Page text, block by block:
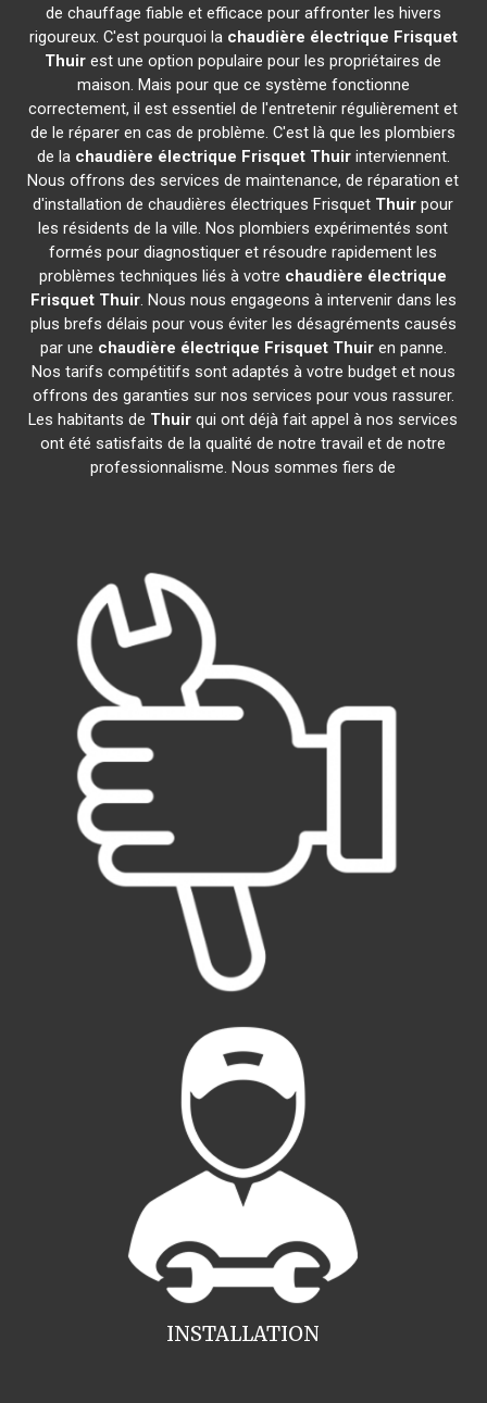
de chauffage fiable et efficace pour affronter les hivers
rigoureux. C'est pourquoi la chaudière électrique Frisquet
Thuir est une option populaire pour les propriétaires de
maison. Mais pour que ce système fonctionne
correctement, il est essentiel de l'entretenir régulièrement et
de le réparer en cas de problème. C'est là que les plombiers
de la chaudière électrique Frisquet Thuirinterviennent.
Nous offrons des services de maintenance, de réparation et
d'installation de chaudières électriques Frisquet Thuir pour
les résidents de la ville. Nos plombiers expérimentés sont
formés pour diagnostiquer et résoudre rapidement les
problèmes techniques liés à votre chaudière électrique
Frisquet Thuir. Nous nous engageons à intervenir dans les
plus brefs délais pour vous éviter les désagréments causés
par une chaudière électrique Frisquet Thuiren panne.
Nos tarifs compétitifs sont adaptés à votre budget et nous
offrons des garanties sur nos services pour vous rassurer.
Les habitants de Thuir qui ont déjà fait appel à nos services
ont été satisfaits de la qualité de notre travail et de notre
professionnalisme. Nous sommes fiers de
INSTALLATION